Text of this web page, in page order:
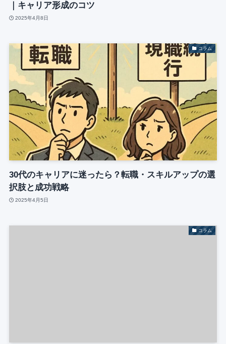
｜キャリア形成のコツ
2025年4月8日
コラム
30代のキャリアに迷ったら？転職・スキルアップの選
択肢と成功戦略
2025年4月5日
コラム